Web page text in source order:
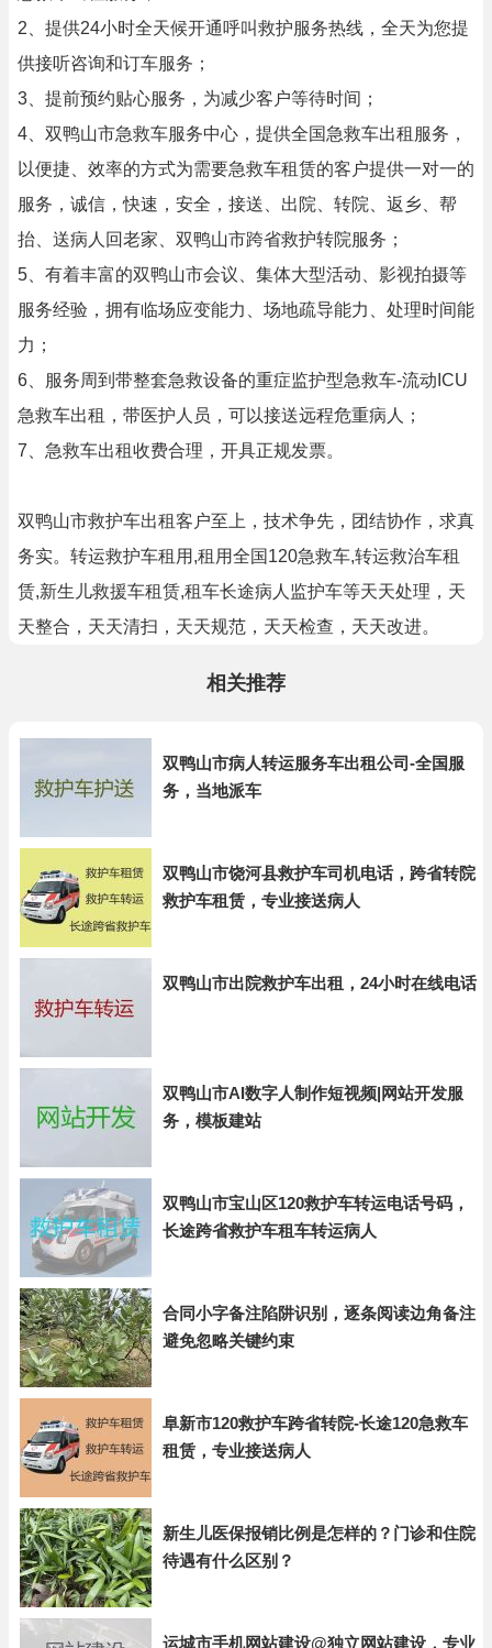
2、提供24小时全天候开通呼叫救护服务热线，全天为您提
供接听咨询和订车服务；
3、提前预约贴心服务，为减少客户等待时间；
4、双鸭山市急救车服务中心，提供全国急救车出租服务，
以便捷、效率的方式为需要急救车租赁的客户提供一对一的
服务，诚信，快速，安全，接送、出院、转院、返乡、帮
抬、送病人回老家、双鸭山市跨省救护转院服务；
5、有着丰富的双鸭山市会议、集体大型活动、影视拍摄等
服务经验，拥有临场应变能力、场地疏导能力、处理时间能
力；
6、服务周到带整套急救设备的重症监护型急救车-流动ICU
急救车出租，带医护人员，可以接送远程危重病人；
7、急救车出租收费合理，开具正规发票。
双鸭山市救护车出租客户至上，技术争先，团结协作，求真
务实。转运救护车租用,租用全国120急救车,转运救治车租
赁,新生儿救援车租赁,租车长途病人监护车等天天处理，天
天整合，天天清扫，天天规范，天天检查，天天改进。
相关推荐
双鸭山市病人转运服务车出租公司-全国服
务，当地派车
双鸭山市饶河县救护车司机电话，跨省转院
救护车租赁，专业接送病人
双鸭山市出院救护车出租，24小时在线电话
双鸭山市AI数字人制作短视频|网站开发服
务，模板建站
双鸭山市宝山区120救护车转运电话号码，
长途跨省救护车租车转运病人
合同小字备注陷阱识别，逐条阅读边角备注
避免忽略关键约束
阜新市120救护车跨省转院-长途120急救车
租赁，专业接送病人
新生儿医保报销比例是怎样的？门诊和住院
待遇有什么区别？
运城市手机网站建设@独立网站建设，专业